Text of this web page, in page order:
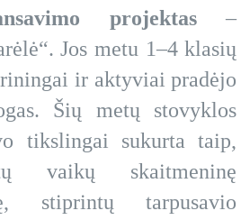
projektas–
Jos metu 1–4 klasių
ir aktyviai pradėjo
Šių metų stovyklos
tikslingai sukurta taip,
vaikų skaitmeninę
stiprintų tarpusavio